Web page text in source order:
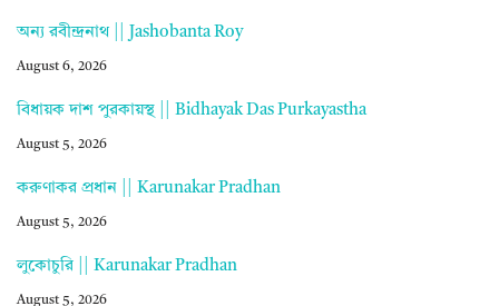
অন্য রবীন্দ্রনাথ || Jashobanta Roy
August 6, 2026
বিধায়ক দাশ পুরকায়স্থ || Bidhayak Das Purkayastha
August 5, 2026
করুণাকর প্রধান || Karunakar Pradhan
August 5, 2026
লুকোচুরি || Karunakar Pradhan
August 5, 2026